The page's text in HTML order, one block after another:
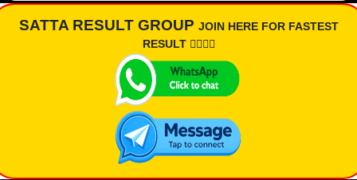
SATTA RESULT GROUP JOIN HERE FOR FASTEST
RESULT 👇🏾👇🏾